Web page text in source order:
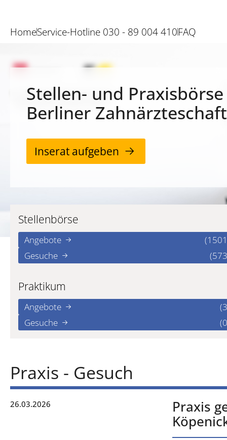
HomeService-Hotline 030 - 89 004 410FAQ
Stellen- und
Berliner Zahnärzteschaft
Inserat aufgeben
Stellenbörse
Angebote
Gesuche
Praktikum
Angebote
Gesuche
Praxis - Gesuch
26.03.2026
Praxis